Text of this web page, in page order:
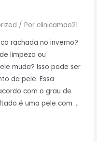
/ Por clinicamao21
rachada no inverno?
limpeza ou
muda? Isso pode ser
da pele. Essa
com o grau de
é uma pele com …